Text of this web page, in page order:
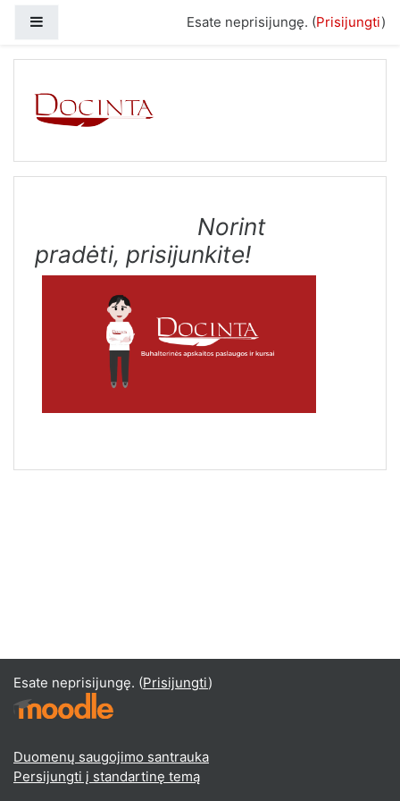
Esate neprisijungę. (Prisijungti)
Norint
pradėti, prisijunkite!
Esate neprisijungę. (Prisijungti)
Duomenų saugojimo santrauka
Persijungti į standartinę temą